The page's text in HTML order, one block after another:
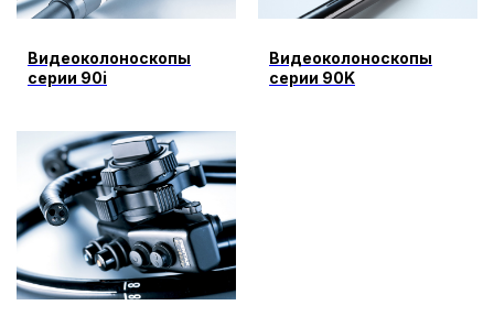
Видеоколоноскопы
серии 90i
Видеоколоноскопы
серии 90K